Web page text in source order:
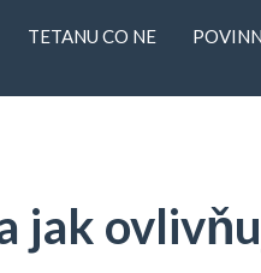
TETANU CO NE
jak